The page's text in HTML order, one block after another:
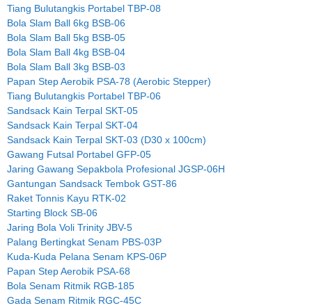
Tiang Bulutangkis Portabel TBP-08
Bola Slam Ball 6kg BSB-06
Bola Slam Ball 5kg BSB-05
Bola Slam Ball 4kg BSB-04
Bola Slam Ball 3kg BSB-03
Papan Step Aerobik PSA-78 (Aerobic Stepper)
Tiang Bulutangkis Portabel TBP-06
Sandsack Kain Terpal SKT-05
Sandsack Kain Terpal SKT-04
Sandsack Kain Terpal SKT-03 (D30 x 100cm)
Gawang Futsal Portabel GFP-05
Jaring Gawang Sepakbola Profesional JGSP-06H
Gantungan Sandsack Tembok GST-86
Raket Tonnis Kayu RTK-02
Starting Block SB-06
Jaring Bola Voli Trinity JBV-5
Palang Bertingkat Senam PBS-03P
Kuda-Kuda Pelana Senam KPS-06P
Papan Step Aerobik PSA-68
Bola Senam Ritmik RGB-185
Gada Senam Ritmik RGC-45C